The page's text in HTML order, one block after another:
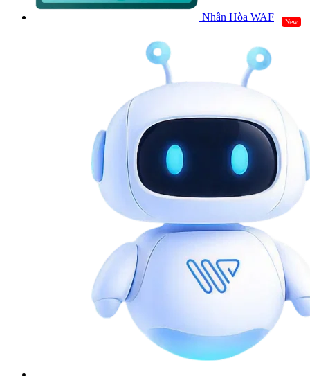
Nhân Hòa WAF New